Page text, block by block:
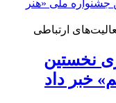
ارتباطی
نخستین
خبر داد